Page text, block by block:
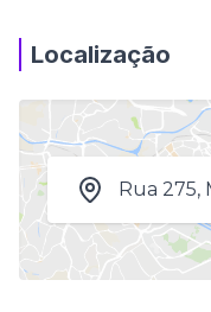
Localização
Rua 275,